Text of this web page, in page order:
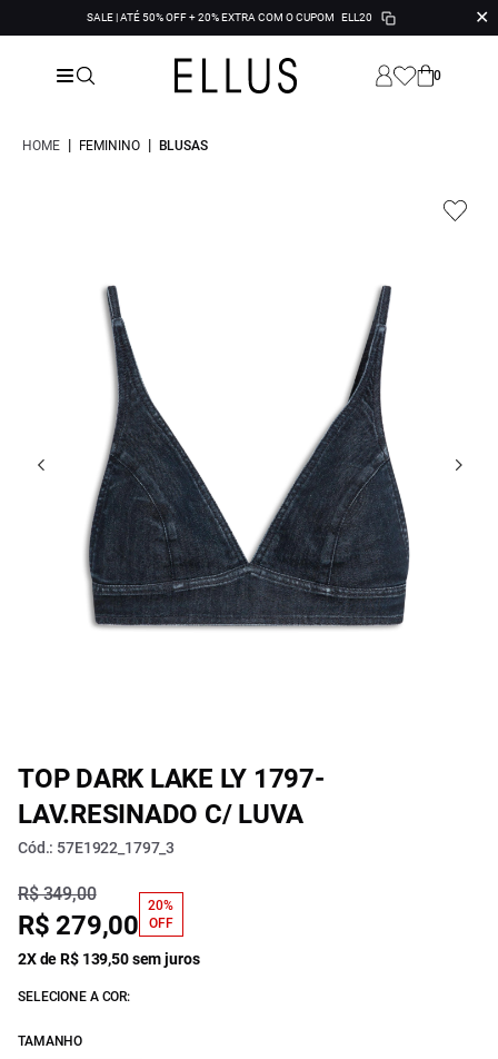
SALE | ATÉ 50% OFF + 20% EXTRA COM O CUPOM ELL20 ✕
0
HOME | FEMININO | BLUSAS
TOP DARK LAKE LY 1797-
LAV.RESINADO C/ LUVA
Cód.: 57E1922_1797_3
R$ 349,00
R$ 279,00
20%
OFF
2X de R$ 139,50 sem juros
SELECIONE A COR:
TAMANHO